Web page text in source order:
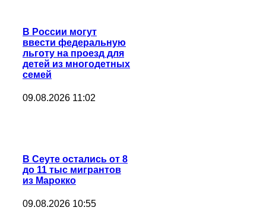
В России могут
ввести федеральную
льготу на проезд для
детей из многодетных
семей
09.08.2026 11:02
В Сеуте остались от 8
до 11 тыс мигрантов
из Марокко
09.08.2026 10:55